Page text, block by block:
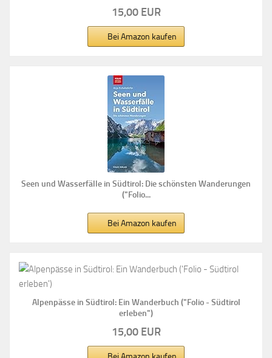
15,00 EUR
Bei Amazon kaufen
Seen und Wasserfälle in Südtirol: Die schönsten Wanderungen
("Folio...
Bei Amazon kaufen
Alpenpässe in Südtirol: Ein Wanderbuch ("Folio - Südtirol
erleben")
15,00 EUR